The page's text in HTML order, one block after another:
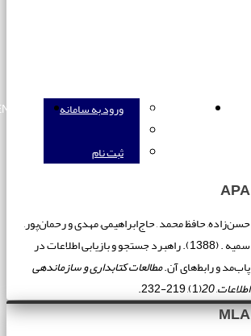
ورود به سامانه
ورود به سامانه
ثبت نام
APA
حسن‌زاده, حافظ محمد , حاج‌ابراهیمی, مهدی و رحمان‌پور,
سمیه . (1388). راهبرد جستجو و بازیابی اطلاعات در
پاب‌مد و رابط‌های آن.مطالعات کتابداری و سازماندهی
اطلاعات,
20
(1), 219-232.
MLA